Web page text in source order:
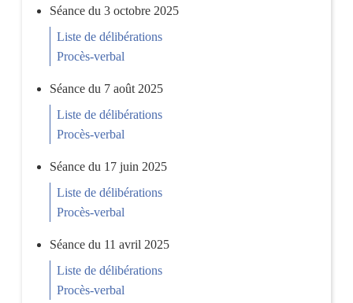
Séance du 3 octobre 2025
Liste de délibérations
Procès-verbal
Séance du 7 août 2025
Liste de délibérations
Procès-verbal
Séance du 17 juin 2025
Liste de délibérations
Procès-verbal
Séance du 11 avril 2025
Liste de délibérations
Procès-verbal